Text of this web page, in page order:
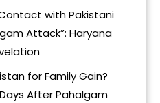
with Pakistani
Attack”: Haryana
for Family Gain?
After Pahalgam